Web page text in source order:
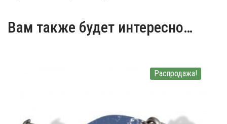
Вам также будет интересно…
Распродажа!